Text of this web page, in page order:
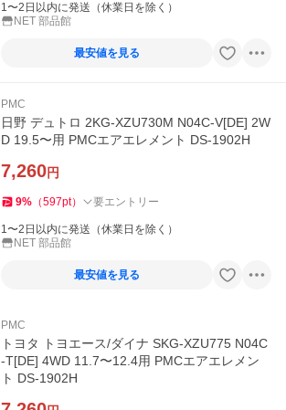
1〜2日以内に発送（休業日を除く）
NET 部品館
最安値を見る
PMC
日野 デュトロ 2KG-XZU730M N04C-V[DE] 2W
D 19.5〜用 PMCエアエレメント DS-1902H
7,260円
9% （597pt） 要エントリー
1〜2日以内に発送（休業日を除く）
NET 部品館
最安値を見る
PMC
トヨタ トヨエース/ダイナ SKG-XZU775 N04C
-T[DE] 4WD 11.7〜12.4用 PMCエアエレメン
ト DS-1902H